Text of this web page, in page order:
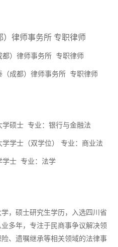
）律师事务所 专职律师
）律师事务所 专职律师
成都）律师事务所 专职律师
硕士 专业：银行与金融法
学士（双学位） 专业：商业法
学士 专业：法学
，硕士研究生学历，入选四川省
多年，专注于民商事争议解决领
、遗嘱继承等相关领域的法律事